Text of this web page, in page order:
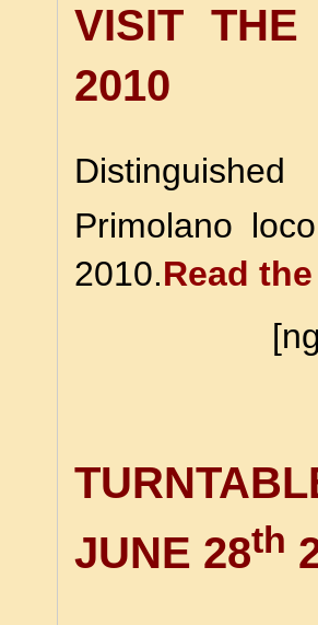
VISIT
2010
Primolano
2010.Read
JUNE 28th